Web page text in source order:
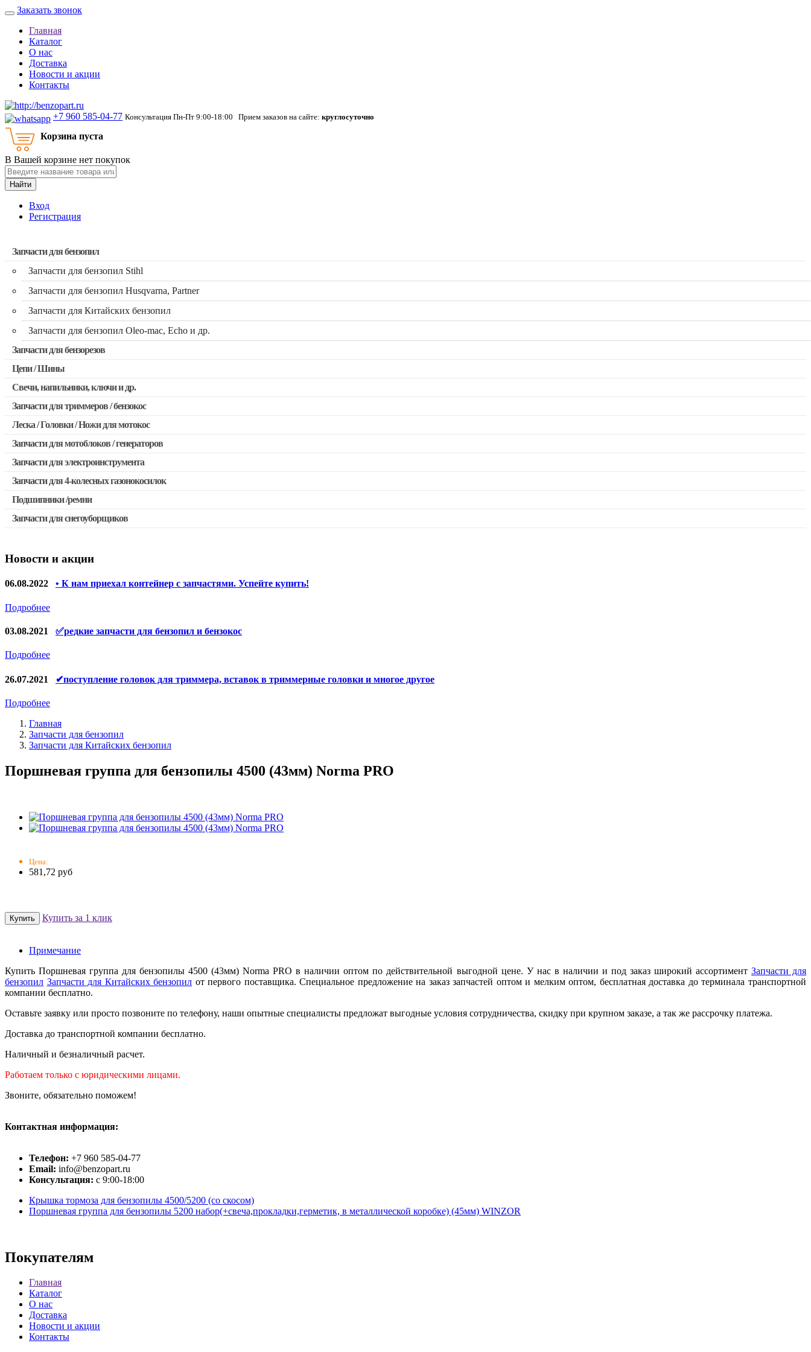
Заказать звонок
Главная
Каталог
О нас
Доставка
Новости и акции
Контакты
+7 960 585-04-77 Консультация Пн-Пт 9:00-18:00 Прием заказов на сайте: круглосуточно
Корзина пуста
В Вашей корзине нет покупок
Найти
Вход
Регистрация
Запчасти для бензопил
Запчасти для бензопил Stihl
Запчасти для бензопил Husqvarna, Partner
Запчасти для Китайских бензопил
Запчасти для бензопил Oleo-mac, Echo и др.
Запчасти для бензорезов
Цепи / Шины
Свечи, напильники, ключи и др.
Запчасти для триммеров / бензокос
Запчасти для Китайских триммеров
Запчасти для мотокос Stihl / Husqvarna / Oleo-mac / Echo и др.
Леска / Головки / Ножи для мотокос
Запчасти для мотоблоков / генераторов
Запчасти для электроинструмента
Двигатели, редукторы для шуруповертов
Выключатели, переключатели
Запчасти для перфораторов и отбойных молотков
Якоря, статоры
Запчасти для электроинструмента другие
Щётки, щёточные узлы
Ремни для электроинструмента
Запчасти для 4-колесных газонокосилок
Подшипники /ремни
Запчасти для снегоуборщиков
Новости и акции
06.08.2022 • К нам приехал контейнер с запчастями. Успейте купить!
Подробнее
03.08.2021 ✅редкие запчасти для бензопил и бензокос
Подробнее
26.07.2021 ✔поступление головок для триммера, вставок в триммерные головки и многое другое
Подробнее
Главная
Запчасти для бензопил
Запчасти для Китайских бензопил
Поршневая группа для бензопилы 4500 (43мм) Norma PRO
Цена:
581,72 руб
Купить за 1 клик
Примечание
Купить Поршневая группа для бензопилы 4500 (43мм) Norma PRO в наличии оптом по действительной выгодной цене. У нас в наличии и под заказ широкий ассортимент Запчасти для
бензопил Запчасти для Китайских бензопил от первого поставщика. Специальное предложение на заказ запчастей оптом и мелким оптом, бесплатная доставка до терминала транспортной
компании бесплатно.
Оставьте заявку или просто позвоните по телефону, наши опытные специалисты предложат выгодные условия сотрудничества, скидку при крупном заказе, а так же рассрочку платежа.
Доставка до транспортной компании бесплатно.
Наличный и безналичный расчет.
Работаем только с юридическими лицами.
Звоните, обязательно поможем!
Контактная информация:
Телефон: +7 960 585-04-77
Email: info@benzopart.ru
Консультация: с 9:00-18:00
Крышка тормоза для бензопилы 4500/5200 (со скосом)
Поршневая группа для бензопилы 5200 набор(+свеча,прокладки,герметик, в металлической коробке) (45мм) WINZOR
Покупателям
Главная
Каталог
О нас
Доставка
Новости и акции
Контакты